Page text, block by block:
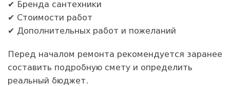
✔ Бренда сантехники
✔ Стоимости работ
✔ Дополнительных работ и пожеланий
Перед началом ремонта рекомендуется заранее
составить подробную смету и определить
реальный бюджет.